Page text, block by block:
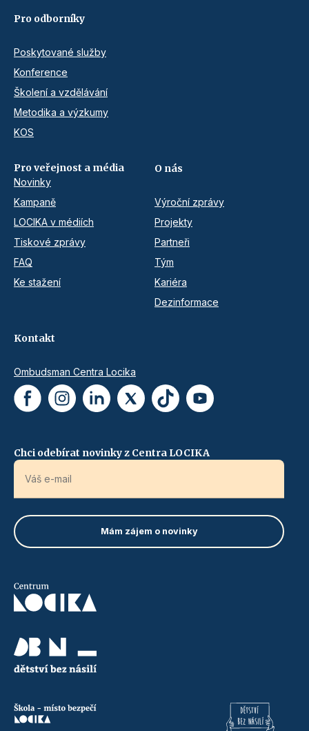
Pro odborníky
Poskytované služby
Konference
Školení a vzdělávání
Metodika a výzkumy
KOS
Pro veřejnost a média
Novinky
Kampaně
LOCIKA v médiích
Tiskové zprávy
FAQ
Ke stažení
O nás
Výroční zprávy
Projekty
Partneři
Tým
Kariéra
Dezinformace
Kontakt
Ombudsman Centra Locika
Chci odebírat novinky z Centra LOCIKA